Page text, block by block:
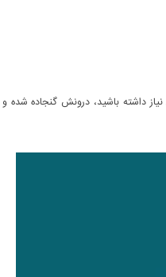
داشته باشید، درونش گنجاده شده و